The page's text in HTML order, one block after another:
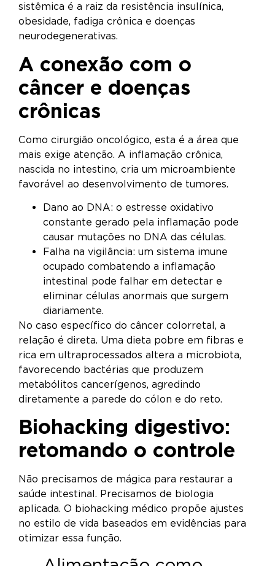
sistêmica é a raiz da resistência insulínica,
obesidade, fadiga crônica e doenças
neurodegenerativas.
A conexão com o
câncer e doenças
crônicas
Como cirurgião oncológico, esta é a área que
mais exige atenção. A inflamação crônica,
nascida no intestino, cria um microambiente
favorável ao desenvolvimento de tumores.
Dano ao DNA: o estresse oxidativo
constante gerado pela inflamação pode
causar mutações no DNA das células.
Falha na vigilância: um sistema imune
ocupado combatendo a inflamação
intestinal pode falhar em detectar e
eliminar células anormais que surgem
diariamente.
No caso específico do câncer colorretal, a
relação é direta. Uma dieta pobre em fibras e
rica em ultraprocessados altera a microbiota,
favorecendo bactérias que produzem
metabólitos cancerígenos, agredindo
diretamente a parede do cólon e do reto.
Biohacking digestivo:
retomando o controle
Não precisamos de mágica para restaurar a
saúde intestinal. Precisamos de biologia
aplicada. O biohacking médico propõe ajustes
no estilo de vida baseados em evidências para
otimizar essa função.